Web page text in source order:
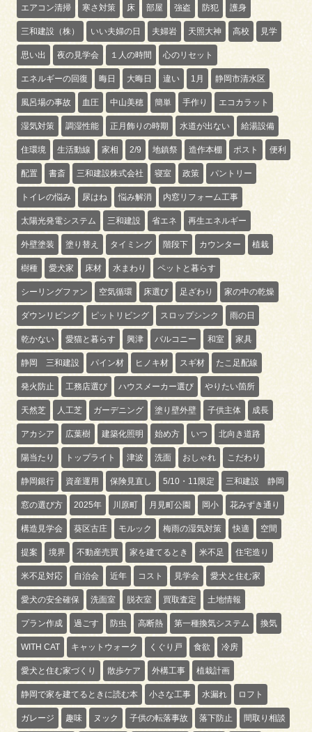
エアコン清掃 寒さ対策 床 部屋 強盗 防犯 護身
三和建設（株） いい夫婦の日 夫婦岩 天照大神 高校 見学
思い出 夜の見学会 １人の時間 心のリセット
エネルギーの回復 晦日 大晦日 違い 1月 静岡市清水区
風呂場の事故 血圧 中山美穂 簡単 手作り エコカラット
湿気対策 調湿性能 正月飾りの時期 水道が出ない 給湯設備
住環境 生活動線 家相 2/9 地鎮祭 造作本棚 ポスト 便利
配置 書斎 三和建設株式会社 寝室 政策 パントリー
トイレの悩み 尿はね 悩み解消 内窓リフォーム工事
太陽光発電システム 三和建設 省エネ 再生エネルギー
外壁塗装 塗り替え タイミング 階段下 カウンター 植栽
樹種 愛犬家 床材 水まわり ペットと暮らす
シーリングファン 空気循環 床選び 足ざわり 家の中の乾燥
ダウンリビング ピットリビング スロップシンク 雨の日
乾かない 愛猫と暮らす 興津 バルコニー 和室 家具
静岡 三和建設 パイン材 ヒノキ材 スギ材 たこ足配線
発火防止 工務店選び ハウスメーカー選び やりたい箇所
天然芝 人工芝 ガーデニング 塗り壁外壁 子供主体 成長
アカシア 広葉樹 建築化照明 始め方 いつ 北向き道路
陽当たり トップライト 津波 洗面 おしゃれ こだわり
静岡銀行 資産運用 保険見直し 5/10・11限定 三和建設 静岡
窓の選び方 2025年 川原町 月見町公園 岡小 花みずき通り
構造見学会 葵区古庄 モルック 梅雨の湿気対策 快適 空間
提案 境界 不動産売買 家を建てるとき 米不足 住宅造り
米不足対応 自治会 近年 コスト 見学会 愛犬と住む家
愛犬の安全確保 洗面室 脱衣室 買取査定 土地情報
プラン作成 過ごす 防虫 高断熱 第一種換気システム 換気
WITH CAT キャットウォーク くぐり戸 食欲 冷房
愛犬と住む家づくり 散歩ケア 外構工事 植栽計画
静岡で家を建てるときに読む本 小さな工事 水漏れ ロフト
ガレージ 趣味 ヌック 子供の転落事故 落下防止 間取り相談